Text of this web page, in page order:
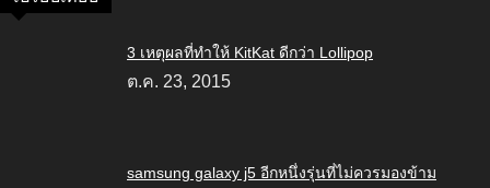
3 เหตุผลที่ทำให้ KitKat ดีกว่า Lollipop
ต.ค. 23, 2015
samsung galaxy j5 อีกหนึ่งรุ่นที่ไม่ควรมองข้าม